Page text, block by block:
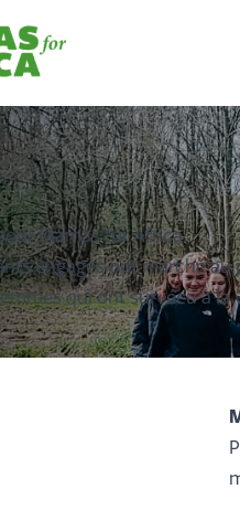
Mamas for Africa
engagés ont marché
qui ont survécu à la